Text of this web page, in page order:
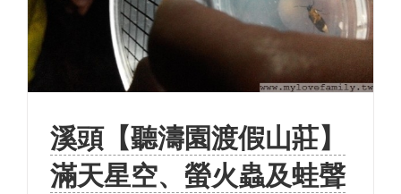
溪頭【聽濤園渡假山莊】
滿天星空、螢火蟲及蛙聲